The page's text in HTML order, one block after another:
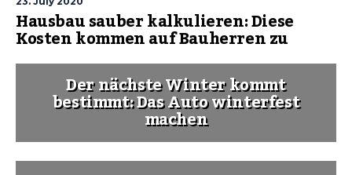
Hausbau sauber kalkulieren: Diese
Kosten kommen auf Bauherren zu
Der nächste Winter kommt
bestimmt: Das Auto winterfest
machen